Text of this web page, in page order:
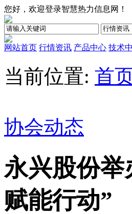
您好，欢迎登录智慧热力信息网！
网站首页 行情资讯 产品中心 技术
当前位置: 首
协会动态
永兴股份
赋能行动”